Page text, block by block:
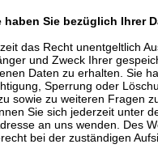
haben Sie bezüglich Ihrer
das Recht unentgeltlich
und Zweck Ihrer
Daten zu erhalten. Sie
Sperrung oder
sowie zu weiteren Fragen
Sie sich jederzeit unter
an uns wenden. Des
bei der zuständigen